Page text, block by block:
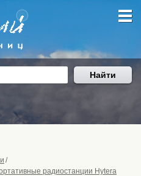
Найти
радиостанции Hytera